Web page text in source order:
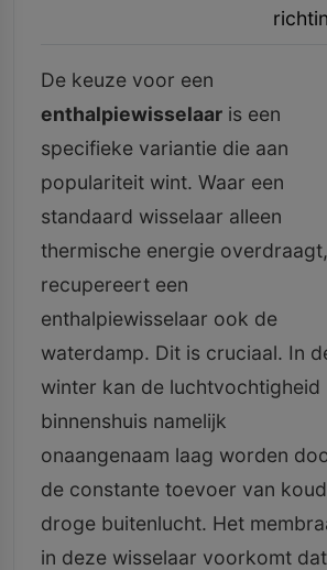
De keuze voor een
enthalpiewisselaar is een
specifieke variantie die aan
populariteit wint. Waar een
standaard wisselaar alleen
thermische energie overdraagt,
recupereert een
enthalpiewisselaar ook de
waterdamp. Dit is cruciaal. In
winter kan de luchtvochtigheid
binnenshuis namelijk
onaangenaam laag worden
de constante toevoer van
droge buitenlucht. Het
in deze wisselaar voorkomt dat